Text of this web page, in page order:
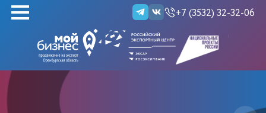
+7 (3532) 32-32-06